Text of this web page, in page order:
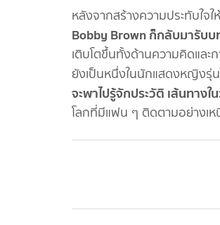
หลังจากสร้างความประทับใจ
Bobby Brown ก็กลับมารับบ
เติบโตขึ้นทั้งด้านความคิดแล
ยังเป็นหนึ่งในนักแสดงหญิงรุ่น
จะพาไปรู้จักประวัติ เส้นทาง
โลกที่มีแฟน ๆ ติดตามอย่างเห